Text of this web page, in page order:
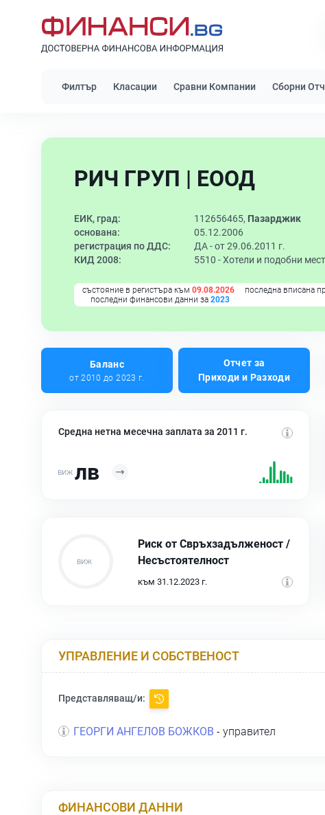
Филтър Класации Сравни Компании Сборни
РИЧ ГРУП | ЕООД
ЕИК, град: 112656465, Пазарджик
основана:
05.12.2006
регистрация по ДДС:
ДА - от 29.06.2011 г.
КИД 2008:
5510 -Хотели и подобни
състояние в регистъра към 09.08.2026 последна вписана
последни финансови данни за 2023
Баланс
от 2010 до 2023 г.
Отчет за
Приходи и Разходи
Средна нетна месечна заплата за 2011 г.
лв
Риск от Свръхзадълженост /
Несъстоятелност
към 31.12.2023 г.
УПРАВЛЕНИЕ И СОБСТВЕНОСТ
Представляващ/и:
ГЕОРГИ АНГЕЛОВ БОЖКОВ - управител
ФИНАНСОВИ ДАННИ